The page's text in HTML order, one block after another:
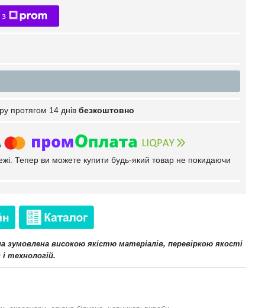
протягом 14 днів безкоштовно
Тепер ви можете купити будь-який товар не покидаючи
зумовлена високою якістю матеріалів, перевіркою якості
технологій.